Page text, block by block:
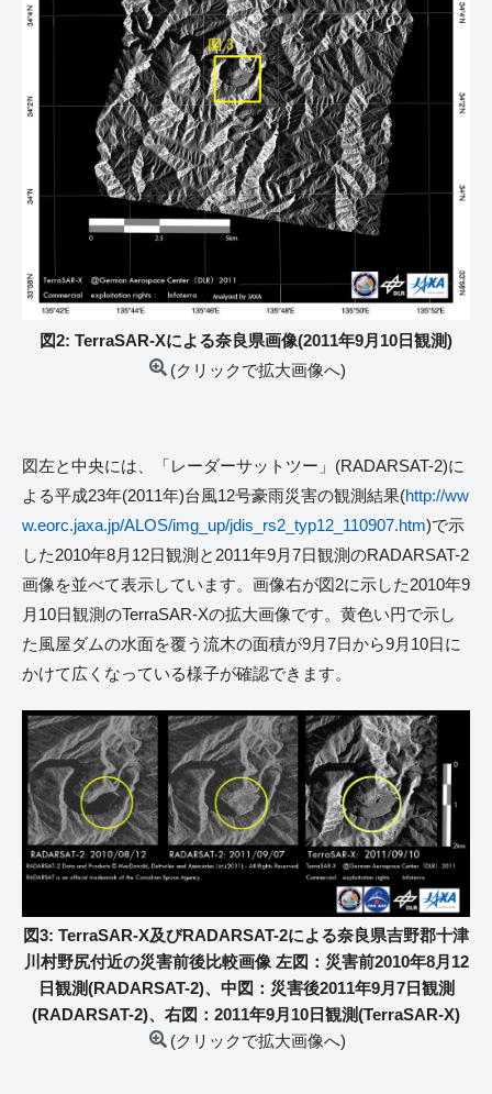
図2: TerraSAR-Xによる奈良県画像(2011年9月10日観測)
(クリックで拡大画像へ)
図左と中央には、「レーダーサットツー」(RADARSAT-2)に
よる平成23年(2011年)台風12号豪雨災害の観測結果(http://ww
w.eorc.jaxa.jp/ALOS/img_up/jdis_rs2_typ12_110907.htm)で示
した2010年8月12日観測と2011年9月7日観測のRADARSAT-2
画像を並べて表示しています。画像右が図2に示した2010年9
月10日観測のTerraSAR-Xの拡大画像です。黄色い円で示し
た風屋ダムの水面を覆う流木の面積が9月7日から9月10日に
かけて広くなっている様子が確認できます。
図3: TerraSAR-X及びRADARSAT-2による奈良県吉野郡十津
川村野尻付近の災害前後比較画像 左図：災害前2010年8月12
日観測(RADARSAT-2)、中図：災害後2011年9月7日観測
(RADARSAT-2)、右図：2011年9月10日観測(TerraSAR-X)
(クリックで拡大画像へ)